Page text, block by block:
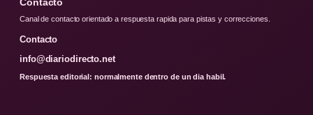
Canal de contacto orientado a respuesta rapida para pistas y correcciones.
Contacto
info@diariodirecto.net
Respuesta editorial: normalmente dentro de un dia habil.